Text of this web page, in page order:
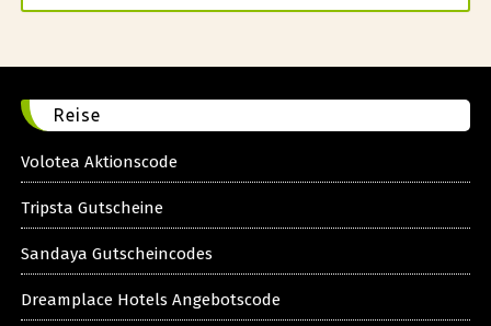
Reise
Volotea Aktionscode
Tripsta Gutscheine
Sandaya Gutscheincodes
Dreamplace Hotels Angebotscode